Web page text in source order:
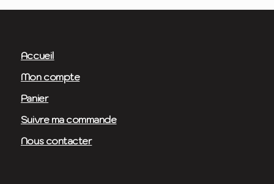
Accueil
Mon compte
Panier
Suivre ma commande
Nous contacter